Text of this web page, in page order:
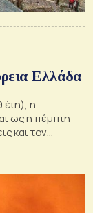
Ελλάδα
έτη), η
ως η πέμπτη
και τον